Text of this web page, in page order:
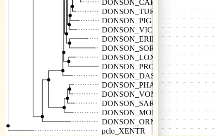
DONSON_CAPHI
DONSON_TURTR
DONSON_PIG
DONSON_VICPA
DONSON_ERIEU
DONSON_SORAR
DONSON_LOXAF
DONSON_PROCA
DONSON_DASNO
DONSON_PHACI
DONSON_VOMUR
DONSON_SARHA
DONSON_MONDO
DONSON_ORNAN
pclo_XENTR